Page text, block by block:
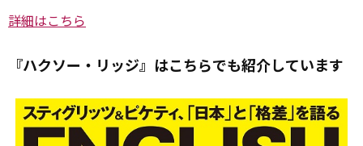
詳細はこちら
『ハクソー・リッジ』はこちらでも紹介しています